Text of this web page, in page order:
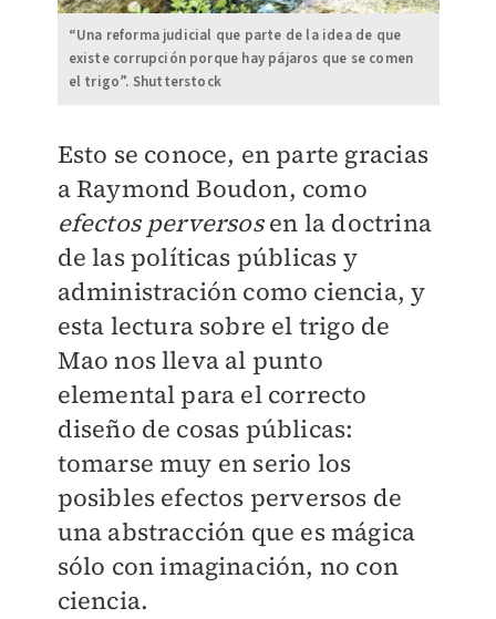
“Una reforma judicial que parte de la idea de que
existe corrupción porque hay pájaros que se comen
el trigo”. Shutterstock
Esto se conoce, en parte gracias
a Raymond Boudon, como
efectos perversosen la doctrina
de las políticas públicas y
administración como ciencia, y
esta lectura sobre el trigo de
Mao nos lleva al punto
elemental para el correcto
diseño de cosas públicas:
tomarse muy en serio los
posibles efectos perversos de
una abstracción que es mágica
sólo con imaginación, no con
ciencia.